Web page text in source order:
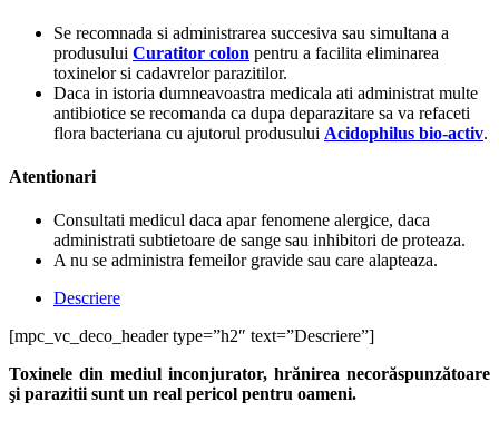
Se recomnada si administrarea succesiva sau simultana a
produsului Curatitor colon pentru a facilita eliminarea
toxinelor si cadavrelor parazitilor.
Daca in istoria dumneavoastra medicala ati administrat multe
antibiotice se recomanda ca dupa deparazitare sa va refaceti
flora bacteriana cu ajutorul produsului Acidophilus bio-activ.
Atentionari
Consultati medicul daca apar fenomene alergice, daca
administrati subtietoare de sange sau inhibitori de proteaza.
A nu se administra femeilor gravide sau care alapteaza.
Descriere
[mpc_vc_deco_header type=”h2″ text=”Descriere”]
Toxinele din mediul inconjurator, hrănirea necorăspunzătoare
şi parazitii sunt un real pericol pentru oameni.